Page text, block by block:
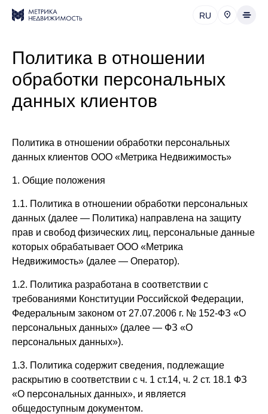
RU
Политика в отношении
обработки персональных
данных клиентов
Политика в отношении обработки персональных
данных клиентов ООО «Метрика Недвижимость»
1. Общие положения
1.1. Политика в отношении обработки персональных
данных (далее — Политика) направлена на защиту
прав и свобод физических лиц, персональные данные
которых обрабатывает ООО «Метрика
Недвижимость» (далее — Оператор).
1.2. Политика разработана в соответствии с
требованиями Конституции Российской Федерации,
Федеральным законом от 27.07.2006 г. № 152-ФЗ «О
персональных данных» (далее — ФЗ «О
персональных данных»).
1.3. Политика содержит сведения, подлежащие
раскрытию в соответствии с ч. 1 ст.14, ч. 2 ст. 18.1 ФЗ
«О персональных данных», и является
общедоступным документом.